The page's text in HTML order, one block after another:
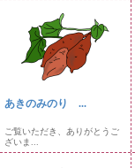
あきのみのり ...
ご覧いただき、ありがとうご
ざいま...